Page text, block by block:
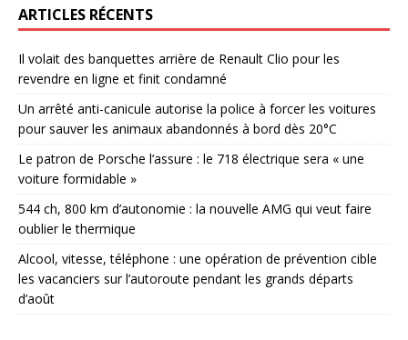
ARTICLES RÉCENTS
Il volait des banquettes arrière de Renault Clio pour les
revendre en ligne et finit condamné
Un arrêté anti-canicule autorise la police à forcer les voitures
pour sauver les animaux abandonnés à bord dès 20°C
Le patron de Porsche l’assure : le 718 électrique sera « une
voiture formidable »
544 ch, 800 km d’autonomie : la nouvelle AMG qui veut faire
oublier le thermique
Alcool, vitesse, téléphone : une opération de prévention cible
les vacanciers sur l’autoroute pendant les grands départs
d’août